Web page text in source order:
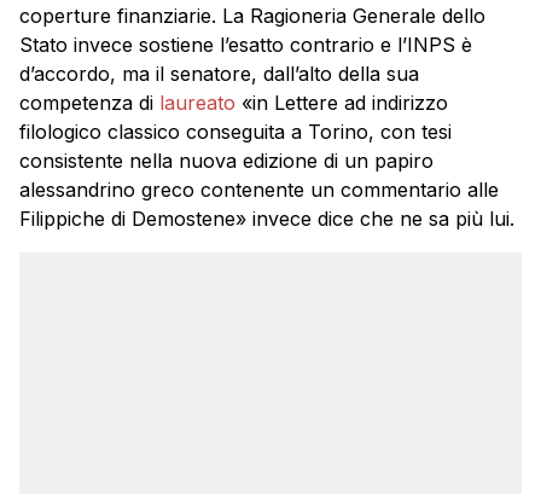
coperture finanziarie. La Ragioneria Generale dello
Stato invece sostiene l’esatto contrario e l’INPS è
d’accordo, ma il senatore, dall’alto della sua
competenza di laureato «in Lettere ad indirizzo
filologico classico conseguita a Torino, con tesi
consistente nella nuova edizione di un papiro
alessandrino greco contenente un commentario alle
Filippiche di Demostene» invece dice che ne sa più lui.